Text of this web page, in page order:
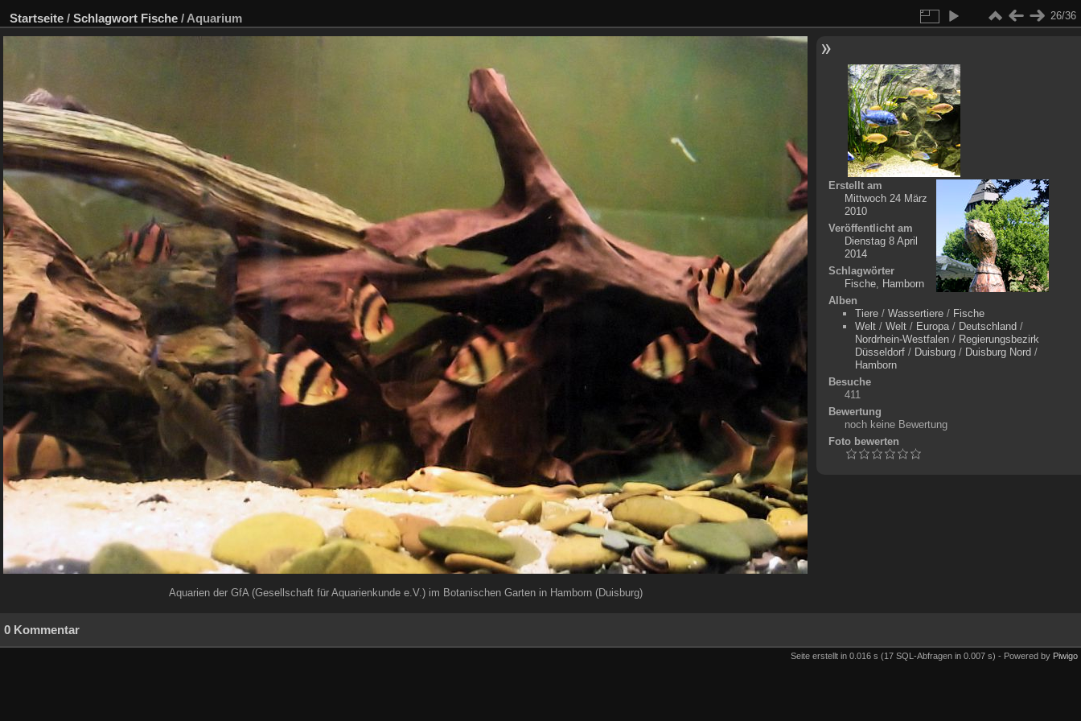
Startseite / Schlagwort Fische / Aquarium 26/36
Aquarien der GfA (Gesellschaft für Aquarienkunde e.V.) im Botanischen Garten in Hamborn (Duisburg)
Erstellt am
Mittwoch 24 März
2010
Veröffentlicht am
Dienstag 8 April
2014
Schlagwörter
Fische, Hamborn
Alben
Tiere/ Wassertiere/ Fische
Welt/ Welt/ Europa/ Deutschland /
Nordrhein-Westfalen/ Regierungsbezirk
Düsseldorf/ Duisburg/ Duisburg Nord /
Hamborn
Besuche
411
Bewertung
noch keine Bewertung
Foto bewerten
0 Kommentar
Seite erstellt in 0.016 s (17 SQL-Abfragen in 0.007 s) - Powered by Piwigo